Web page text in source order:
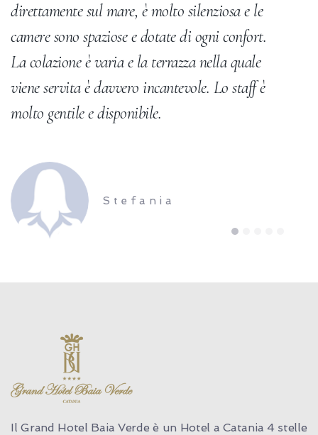
direttamente sul mare, è molto silenziosa e le
camere sono spaziose e dotate di ogni confort.
La colazione è varia e la terrazza nella quale
viene servita è davvero incantevole. Lo staff è
molto gentile e disponibile.
Stefania
3 4
Il Grand Hotel Baia Verde è un Hotel a Catania 4 stelle